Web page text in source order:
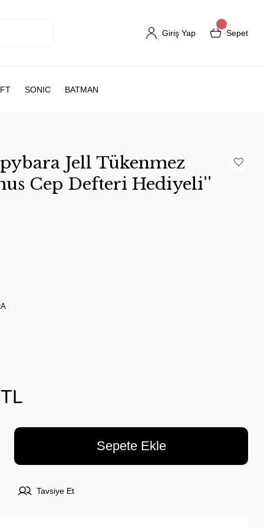
Giriş Yap Sepet
SONIC BATMAN
Jell Tükenmez
Cep Defteri Hediyeli''
Sepete Ekle
Tavsiye Et